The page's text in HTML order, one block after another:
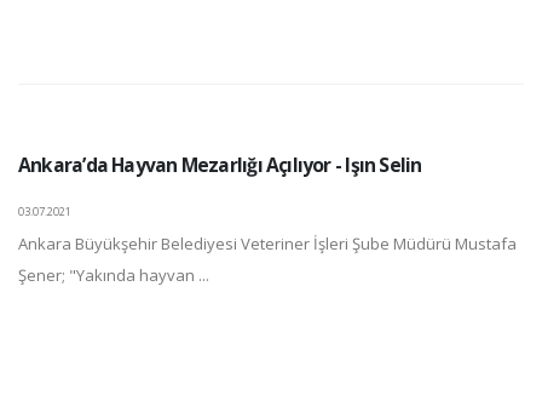
Ankara’da Hayvan Mezarlığı Açılıyor - Işın Selin
03.07.2021
Ankara Büyükşehir Belediyesi Veteriner İşleri Şube Müdürü Mustafa
Şener; "Yakında hayvan ...